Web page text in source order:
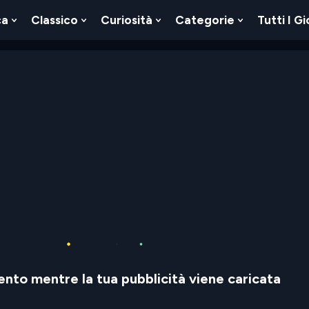
Show
Classico
Show
Curiosità
Show
Categorie
Show
Tutti I
mentre la tua pubblicità viene caricata